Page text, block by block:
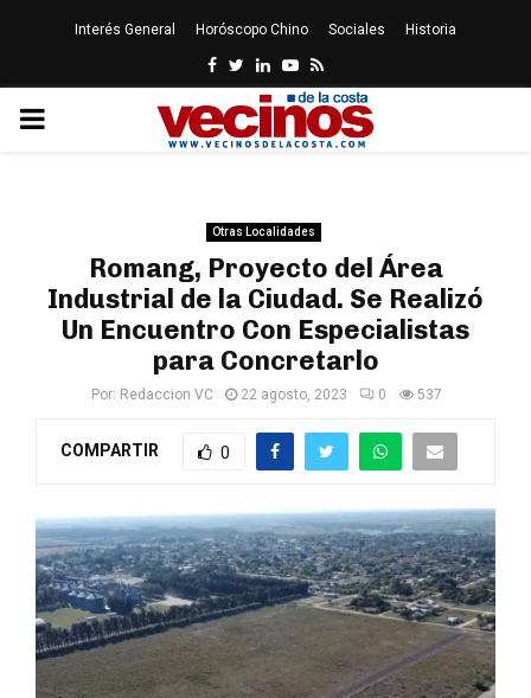
Interés General Horóscopo Chino Sociales Historia
Facebook
Twitter
LinkedinYoutube
Rss
PRIMARY
Otras Localidades
Romang, Proyecto del Área
Industrial de la Ciudad. Se Realizó
Un Encuentro Con Especialistas
para Concretarlo
Por: Redaccion VC 22 agosto, 2023 0 537
COMPARTIR 0